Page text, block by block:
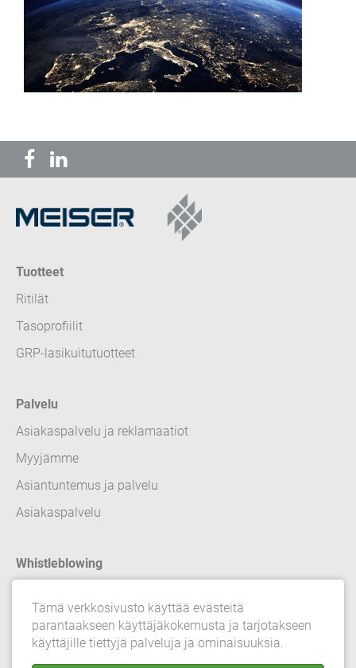
Tuotteet
Ritilät
Tasoprofiilit
GRP-lasikuitutuotteet
Palvelu
Asiakaspalvelu ja reklamaatiot
Myyjämme
Asiantuntemus ja palvelu
Asiakaspalvelu
Whistleblowing
Yhteyshenkilöt
Legal details
Yksityisyyden suoja
Tämä verkkosivusto käyttää evästeitä
parantaakseen käyttäjäkokemusta ja tarjotakseen
käyttäjille tiettyjä palveluja ja ominaisuuksia.